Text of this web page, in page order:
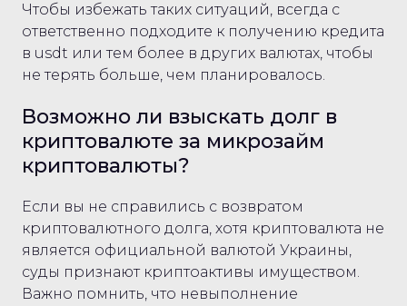
Чтобы избежать таких ситуаций, всегда с
ответственно подходите к получению кредита
в usdt или тем более в других валютах, чтобы
не терять больше, чем планировалось.
Возможно ли взыскать долг в
криптовалюте за микрозайм
криптовалюты?
Если вы не справились с возвратом
криптовалютного долга, хотя криптовалюта не
является официальной валютой Украины,
суды признают криптоактивы имуществом.
Важно помнить, что невыполнение